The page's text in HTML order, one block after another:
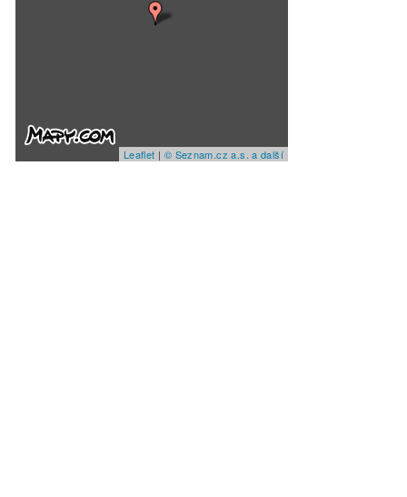
Leaflet | © Seznam.cz a.s. a další